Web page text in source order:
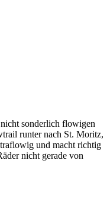
sonderlich flowigen
runter nach St. Moritz,
und macht richtig
nicht gerade von